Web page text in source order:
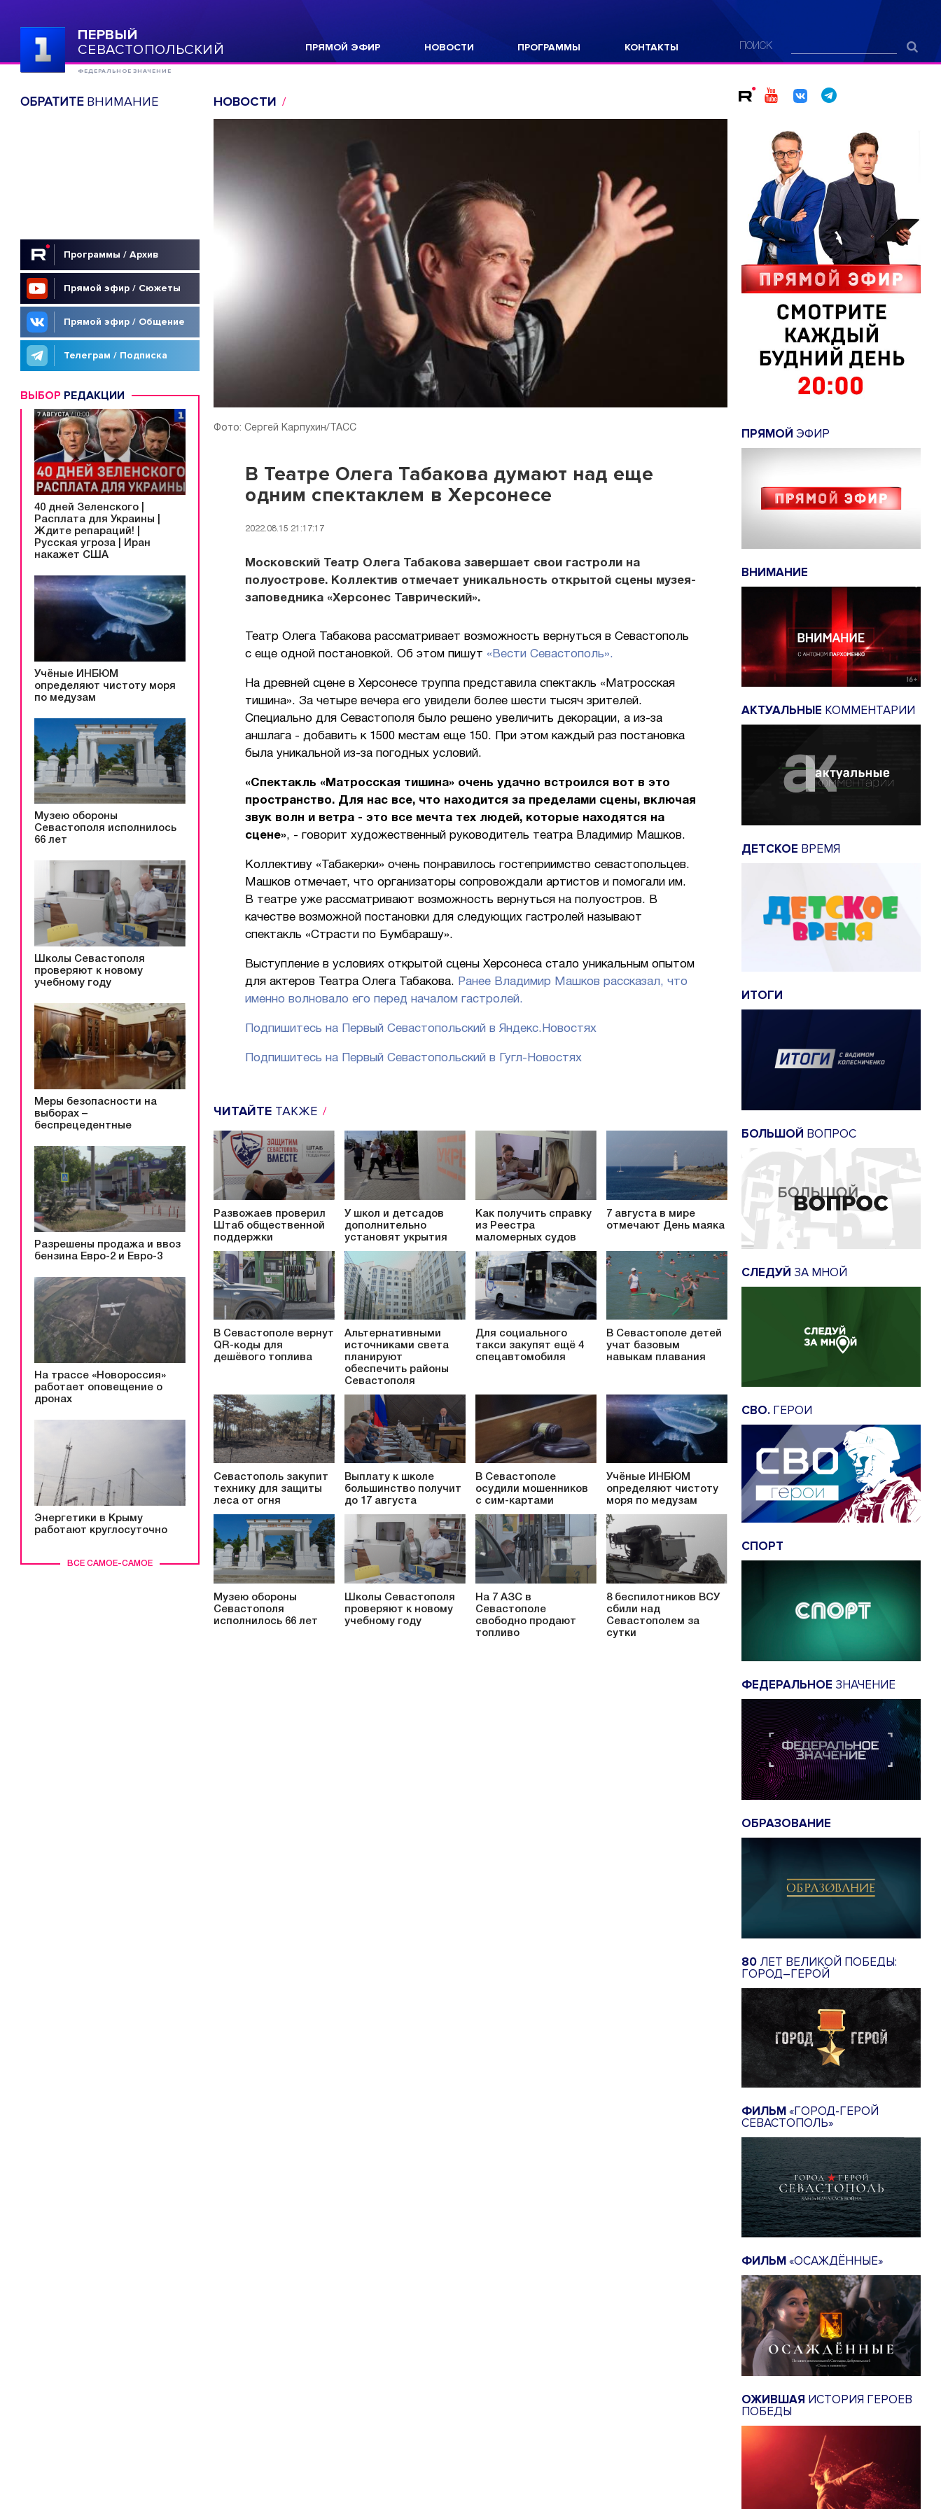
ПЕРВЫЙ
СЕВАСТОПОЛЬСКИЙ
ФЕДЕРАЛЬНОЕ ЗНАЧЕНИЕ
ПРЯМОЙ ЭФИР НОВОСТИ ПРОГРАММЫ КОНТАКТЫ ПОИСК
ОБРАТИТЕВНИМАНИЕ
Программы / Архив
Прямой эфир / Сюжеты
Прямой эфир / Общение
Телеграм / Подписка
ВЫБОР РЕДАКЦИИ
ВСЕ САМОЕ-САМОЕ
40 дней Зеленского |
Расплата для Украины |
Ждите репараций! |
Русская угроза | Иран
накажет США
Учёные ИНБЮМ
определяют чистоту моря
по медузам
Музею обороны
Севастополя исполнилось
66 лет
Школы Севастополя
проверяют к новому
учебному году
Меры безопасности на
выборах –
беспрецедентные
Разрешены продажа и ввоз
бензина Евро-2 и Евро-3
На трассе «Новороссия»
работает оповещение о
дронах
Энергетики в Крыму
работают круглосуточно
НОВОСТИ
Фото: Сергей Карпухин/ТАСС
В Театре Олега Табакова думают над еще
одним спектаклем в Херсонесе
2022.08.15 21:17:17
Московский Театр Олега Табакова завершает свои гастроли на
полуострове. Коллектив отмечает уникальность открытой сцены музея-
заповедника «Херсонес Таврический».
Театр Олега Табакова рассматривает возможность вернуться в Севастополь
с еще одной постановкой. Об этом пишут «Вести Севастополь».
На древней сцене в Херсонесе труппа представила спектакль «Матросская
тишина». За четыре вечера его увидели более шести тысяч зрителей.
Специально для Севастополя было решено увеличить декорации, а из-за
аншлага - добавить к 1500 местам еще 150. При этом каждый раз постановка
была уникальной из-за погодных условий.
«Спектакль «Матросская тишина» очень удачно встроился вот в это
пространство. Для нас все, что находится за пределами сцены, включая
звук волн и ветра - это все мечта тех людей, которые находятся на
сцене», - говорит художественный руководитель театра Владимир Машков.
Коллективу «Табакерки» очень понравилось гостеприимство севастопольцев.
Машков отмечает, что организаторы сопровождали артистов и помогали им.
В театре уже рассматривают возможность вернуться на полуостров. В
качестве возможной постановки для следующих гастролей называют
спектакль «Страсти по Бумбарашу».
Выступление в условиях открытой сцены Херсонеса стало уникальным опытом
для актеров Театра Олега Табакова. Ранее Владимир Машков рассказал, что
именно волновало его перед началом гастролей.
Подпишитесь на Первый Севастопольский в Яндекс.Новостях
Подпишитесь на Первый Севастопольский в Гугл-Новостях
ЧИТАЙТЕ ТАКЖЕ
Развожаев проверил
Штаб общественной
поддержки
У школ и детсадов
дополнительно
установят укрытия
Как получить справку
из Реестра
маломерных судов
7 августа в мире
отмечают День маяка
В Севастополе вернут
QR-коды для
дешёвого топлива
Альтернативными
источниками света
планируют
обеспечить районы
Севастополя
Для социального
такси закупят ещё 4
спецавтомобиля
В Севастополе детей
учат базовым
навыкам плавания
Севастополь закупит
технику для защиты
леса от огня
Выплату к школе
большинство получит
до 17 августа
В Севастополе
осудили мошенников
с сим-картами
Учёные ИНБЮМ
определяют чистоту
моря по медузам
Музею обороны
Севастополя
исполнилось 66 лет
Школы Севастополя
проверяют к новому
учебному году
На 7 АЗС в
Севастополе
свободно продают
топливо
8 беспилотников ВСУ
сбили над
Севастополем за
сутки
ПРЯМОЙ ЭФИР
ВНИМАНИЕ
АКТУАЛЬНЫЕ КОММЕНТАРИИ
ДЕТСКОЕ ВРЕМЯ
ИТОГИ
БОЛЬШОЙ ВОПРОС
СЛЕДУЙ ЗА МНОЙ
СВО. ГЕРОИ
СПОРТ
ФЕДЕРАЛЬНОЕ ЗНАЧЕНИЕ
ОБРАЗОВАНИЕ
80 ЛЕТ ВЕЛИКОЙ ПОБЕДЫ:
ГОРОД–ГЕРОЙ
ФИЛЬМ«ГОРОД-ГЕРОЙ
СЕВАСТОПОЛЬ»
ФИЛЬМ«ОСАЖДЁННЫЕ»
ОЖИВШАЯ ИСТОРИЯ ГЕРОЕВ
ПОБЕДЫ